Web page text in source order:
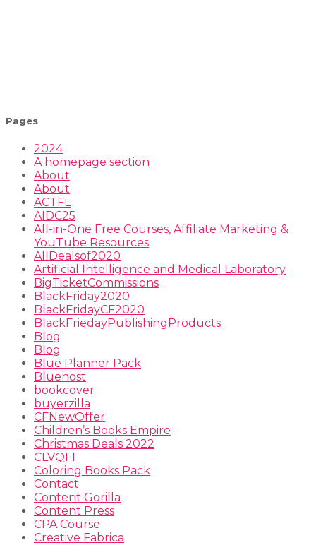
Pages
2024
A homepage section
About
About
ACTFL
AIDC25
All-in-One Free Courses, Affiliate Marketing &
YouTube Resources
AllDealsof2020
Artificial Intelligence and Medical Laboratory
BigTicketCommissions
BlackFriday2020
BlackFridayCF2020
BlackFriedayPublishingProducts
Blog
Blog
Blue Planner Pack
Bluehost
bookcover
buyerzilla
CFNewOffer
Children’s Books Empire
Christmas Deals 2022
CLVQFI
Coloring Books Pack
Contact
Content Gorilla
Content Press
CPA Course
Creative Fabrica